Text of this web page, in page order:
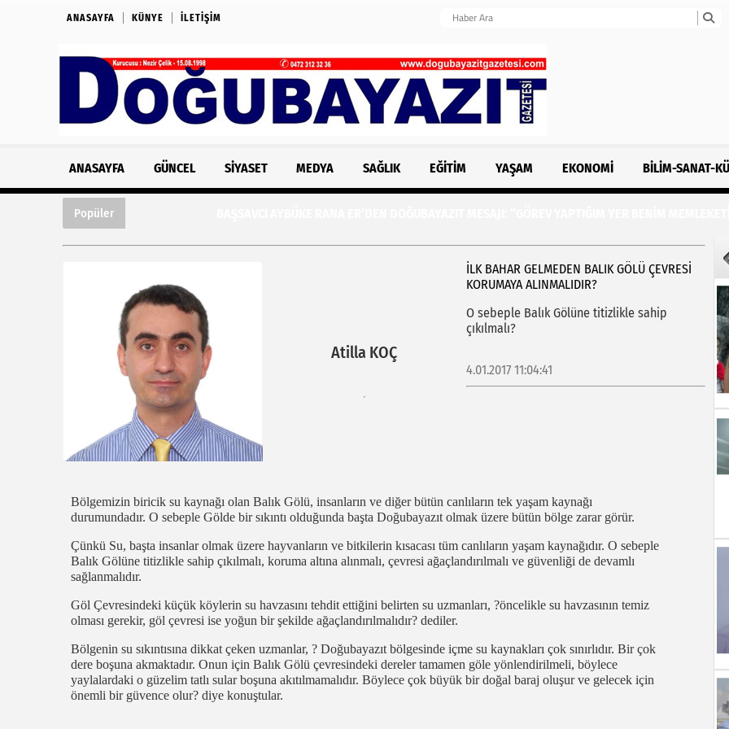
ANASAYFA KÜNYE İLETIŞIM
ANASAYFA GÜNCEL SIYASET MEDYA SAĞLIK EĞITIM YAŞAM EKONOMI BILIM-SANAT-
Popüler
Atilla KOÇ
İLK BAHAR GELMEDEN BALIK GÖLÜ ÇEVRESİ
KORUMAYA ALINMALIDIR?
O sebeple Balık Gölüne titizlikle sahip
çıkılmalı?
4.01.2017 11:04:41
Bölgemizin biricik su kaynağı olan Balık Gölü, insanların ve diğer bütün canlıların tek yaşam kaynağı
durumundadır. O sebeple Gölde bir sıkıntı olduğunda başta Doğubayazıt olmak üzere bütün bölge zarar görür.
Çünkü Su, başta insanlar olmak üzere hayvanların ve bitkilerin kısacası tüm canlıların yaşam kaynağıdır. O sebeple
Balık Gölüne titizlikle sahip çıkılmalı, koruma altına alınmalı, çevresi ağaçlandırılmalı ve güvenliği de devamlı
sağlanmalıdır.
Göl Çevresindeki küçük köylerin su havzasını tehdit ettiğini belirten su uzmanları, ?öncelikle su havzasının temiz
olması gerekir, göl çevresi ise yoğun bir şekilde ağaçlandırılmalıdır? dediler.
Bölgenin su sıkıntısına dikkat çeken uzmanlar, ? Doğubayazıt bölgesinde içme su kaynakları çok sınırlıdır. Bir çok
dere boşuna akmaktadır. Onun için Balık Gölü çevresindeki dereler tamamen göle yönlendirilmeli, böylece
yaylalardaki o güzelim tatlı sular boşuna akıtılmamalıdır. Böylece çok büyük bir doğal baraj oluşur ve gelecek için
önemli bir güvence olur? diye konuştular.